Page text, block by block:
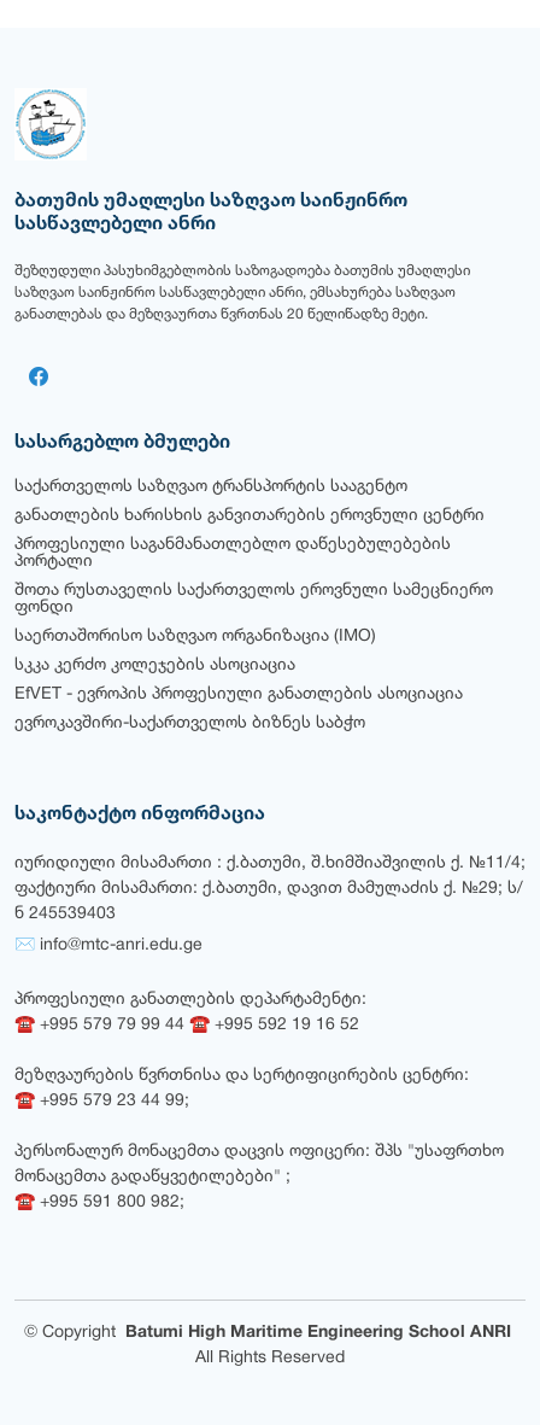
ბათუმის უმაღლესი საზღვაო საინჟინრო
სასწავლებელი ანრი
შეზღუდული პასუხიმგებლობის საზოგადოება ბათუმის უმაღლესი
საზღვაო საინჟინრო სასწავლებელი ანრი, ემსახურება საზღვაო
განათლებას და მეზღვაურთა წვრთნას 20 წელიწადზე მეტი.
სასარგებლო ბმულები
საქართველოს საზღვაო ტრანსპორტის სააგენტო
განათლების ხარისხის განვითარების ეროვნული ცენტრი
პროფესიული საგანმანათლებლო დაწესებულებების
პორტალი
შოთა რუსთაველის საქართველოს ეროვნული სამეცნიერო
ფონდი
საერთაშორისო საზღვაო ორგანიზაცია (IMO)
სკკა კერძო კოლეჯების ასოციაცია
EfVET - ევროპის პროფესიული განათლების ასოციაცია
ევროკავშირი-საქართველოს ბიზნეს საბჭო
საკონტაქტო ინფორმაცია
იურიდიული მისამართი : ქ.ბათუმი, შ.ხიმშიაშვილის ქ. №11/4;
ფაქტიური მისამართი: ქ.ბათუმი, დავით მამულაძის ქ. №29; ს/
ნ 245539403
✉ info@mtc-anri.edu.ge
პროფესიული განათლების დეპარტამენტი:
☎ +995 579 79 99 44 ☎ +995 592 19 16 52
მეზღვაურების წვრთნისა და სერტიფიცირების ცენტრი:
☎ +995 579 23 44 99;
პერსონალურ მონაცემთა დაცვის ოფიცერი: შპს "უსაფრთხო
მონაცემთა გადაწყვეტილებები" ;
☎ +995 591 800 982;
© Copyright
Batumi High Maritime Engineering School ANRI
All Rights Reserved